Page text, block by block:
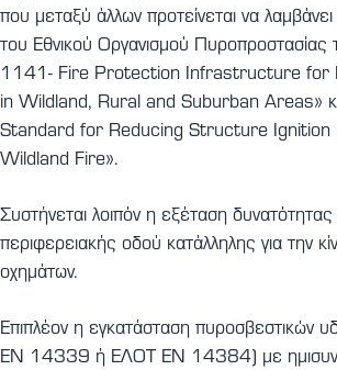
που μεταξύ άλλων προτείνεται να
του Εθνικού Οργανισμού
1141- Fire Protection Infrastructure for
in Wildland, Rural and Suburban Areas»
Standard for Reducing Structure
Wildland Fire».
Συστήνεται λοιπόν η εξέταση
περιφερειακής οδού κατάλληλης για την
οχημάτων.
Επιπλέον η εγκατάσταση πυροσβεστικών
ΕΝ 14339 ή ΕΛΟΤ ΕΝ 14384) με